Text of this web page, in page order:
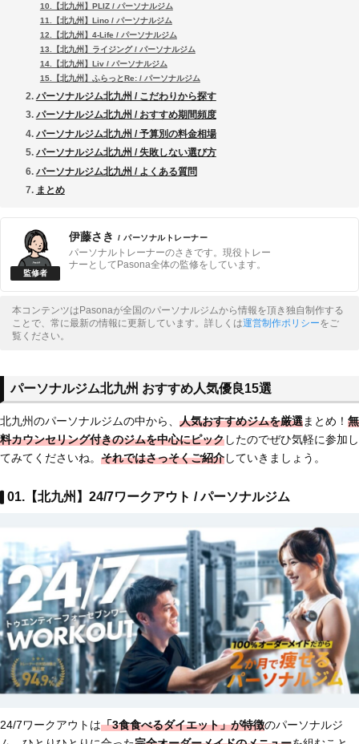
10.【北九州】PLIZ / パーソナルジム
11.【北九州】Lino / パーソナルジム
12.【北九州】4-Life / パーソナルジム
13.【北九州】ライジング / パーソナルジム
14.【北九州】Liv / パーソナルジム
15.【北九州】ふらっとRe: / パーソナルジム
パーソナルジム北九州 / こだわりから探す
パーソナルジム北九州 / おすすめ期間頻度
パーソナルジム北九州 / 予算別の料金相場
パーソナルジム北九州 / 失敗しない選び方
パーソナルジム北九州 / よくある質問
まとめ
伊藤さき / パーソナルトレーナー
パーソナルトレーナーのさきです。現役トレー
ナーとしてPasona全体の監修をしています。
本コンテンツはPasonaが全国のパーソナルジムから情報を頂き独自制作する
ことで、常に最新の情報に更新しています。詳しくは運営制作ポリシーをご
覧ください。
パーソナルジム北九州 おすすめ人気優良15選
北九州のパーソナルジムの中から、 人気おすすめジムを厳選まとめ！ 無
料カウンセリング付きのジムを中心にピックしたのでぜひ気軽に参加し
てみてくださいね。 それではさっそくご紹介していきましょう。
01.【北九州】24/7ワークアウト / パーソナルジム
24/7ワークアウトは「3食食べるダイエット」が特徴のパーソナルジ